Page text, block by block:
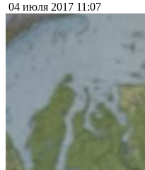
04 июля 2017 11:07